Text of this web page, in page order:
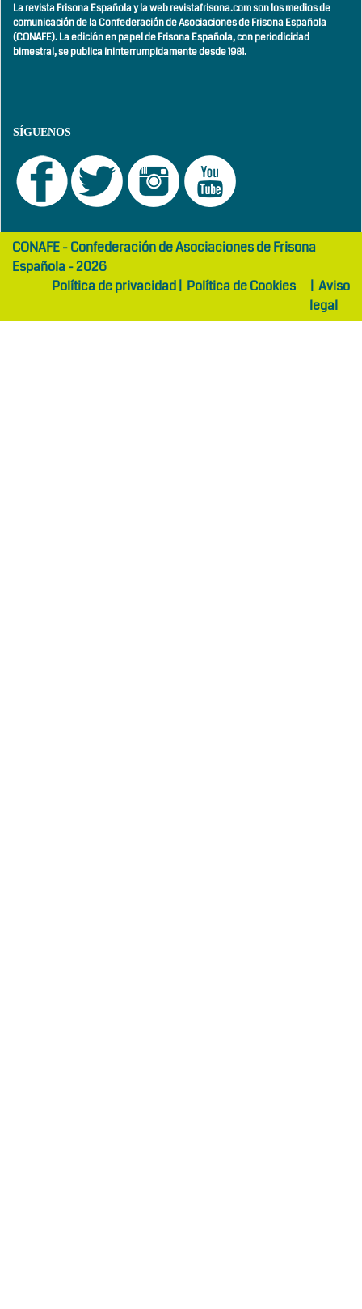
La revista Frisona Española y la web revistafrisona.com son los medios de
comunicación de la Confederación de Asociaciones de Frisona Española
(CONAFE). La edición en papel de Frisona Española, conperiodicidad
bimestral,se publica ininterrumpidamente desde 1981.
SÍGUENOS
girls
abaya
maltepe
otelCONAFE - Confederación de Asociaciones de Frisona
Española - 2026
Política de privacidad| Política de Cookies | Aviso
legal